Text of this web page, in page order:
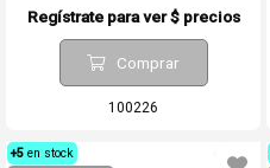
Regístrate para ver $ precios
Comprar
100226
+5 en stock